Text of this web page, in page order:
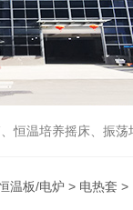
恒温培养摇床、振
温板/电炉 > 电热套 >